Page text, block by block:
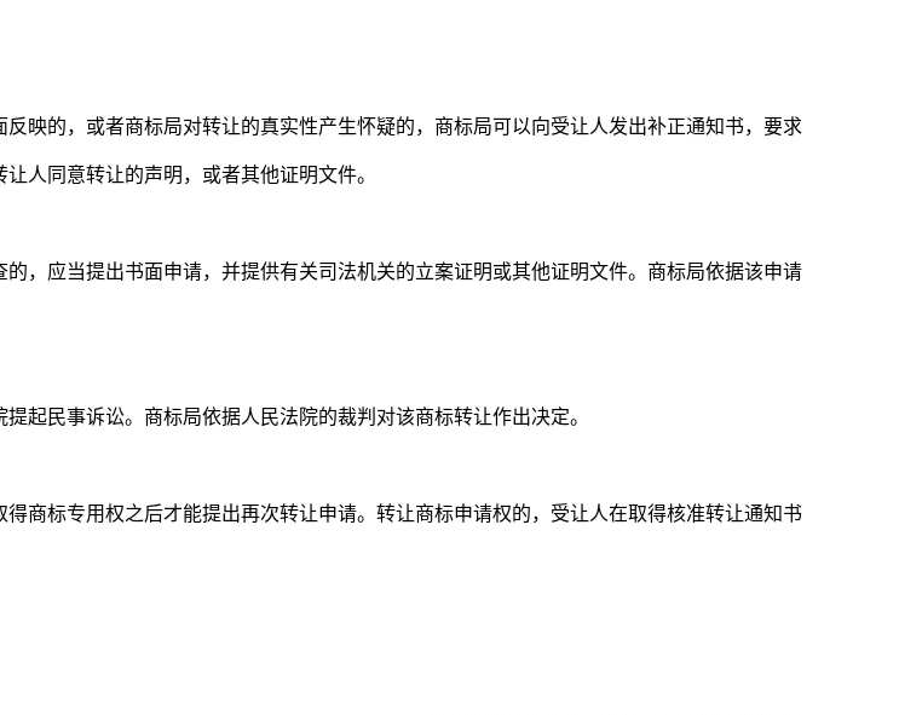
映的，或者商标局对转让的真实性产生怀疑的，商标局可以向受让人发出补正通知书，要求
人同意转让的声明，或者其他证明文件。
，应当提出书面申请，并提供有关司法机关的立案证明或其他证明文件。商标局依据该申请
起民事诉讼。商标局依据人民法院的裁判对该商标转让作出决定。
商标专用权之后才能提出再次转让申请。转让商标申请权的，受让人在取得核准转让通知书